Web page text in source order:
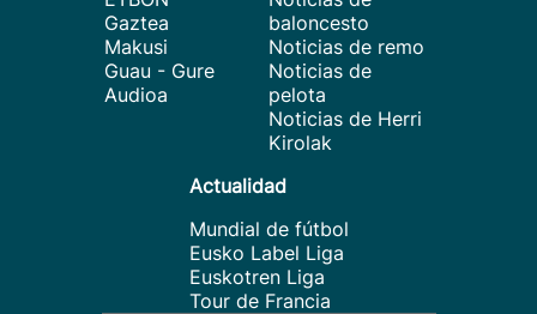
Gaztea
Makusi
Guau - Gure
Audioa
baloncesto
Noticias de remo
Noticias de
pelota
Noticias de Herri
Kirolak
Actualidad
Mundial de fútbol
Eusko Label Liga
Euskotren Liga
Tour de Francia